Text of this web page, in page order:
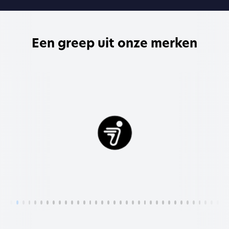
Een greep uit onze merken